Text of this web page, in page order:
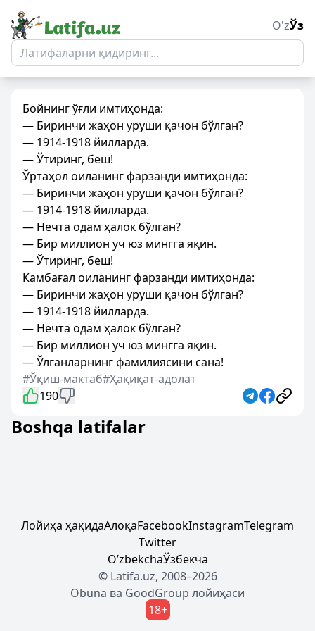
O'zЎз
Бойнинг ўғли имтиҳонда:
— Биринчи жаҳон уруши қачон бўлган?
— 1914-1918 йилларда.
— Ўтиринг, беш!
Ўртаҳол оиланинг фарзанди имтиҳонда:
— Биринчи жаҳон уруши қачон бўлган?
— 1914-1918 йилларда.
— Нечта одам ҳалок бўлган?
— Бир миллион уч юз мингга яқин.
— Ўтиринг, беш!
Камбағал оиланинг фарзанди имтиҳонда:
— Биринчи жаҳон уруши қачон бўлган?
— 1914-1918 йилларда.
— Нечта одам ҳалок бўлган?
— Бир миллион уч юз мингга яқин.
— Ўлганларнинг фамилиясини сана!
#Ўқиш-мактаб#Ҳақиқат-адолат
190
Boshqa latifalar
Лойиҳа ҳақидаАлоқаFacebookInstagramTelegram
Twitter
OʼzbekchaЎзбекча
© Latifa.uz, 2008–2026
Obuna ва GoodGroup лойиҳаси
18+